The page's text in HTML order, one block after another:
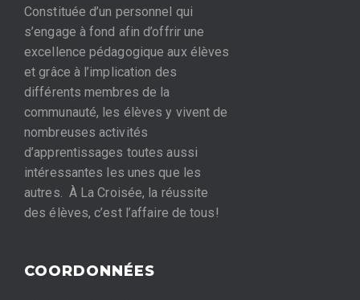
Constituée d’un personnel qui
s’engage à fond afin d’offrir une
excellence pédagogique aux élèves
et grâce à l’implication des
différents membres de la
communauté, les élèves y vivent de
nombreuses activités
d’apprentissages toutes aussi
intéressantes les unes que les
autres. À La Croisée, la réussite
des élèves, c’est l’affaire de tous!
COORDONNÉES